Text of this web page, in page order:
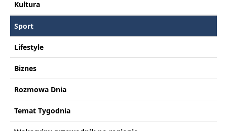
Kultura
Sport
Lifestyle
Biznes
Rozmowa Dnia
Temat Tygodnia